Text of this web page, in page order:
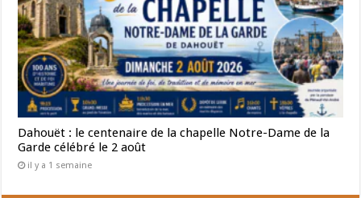
Dahouët : le centenaire de la chapelle Notre-Dame de la
Garde célébré le 2 août
il y a 1 semaine